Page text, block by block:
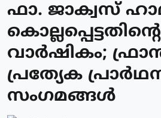
ഫാ. ജാക്വസ്
വാര്‍ഷികം;
പ്രത്യേക
സംഗമങ്ങള്‍